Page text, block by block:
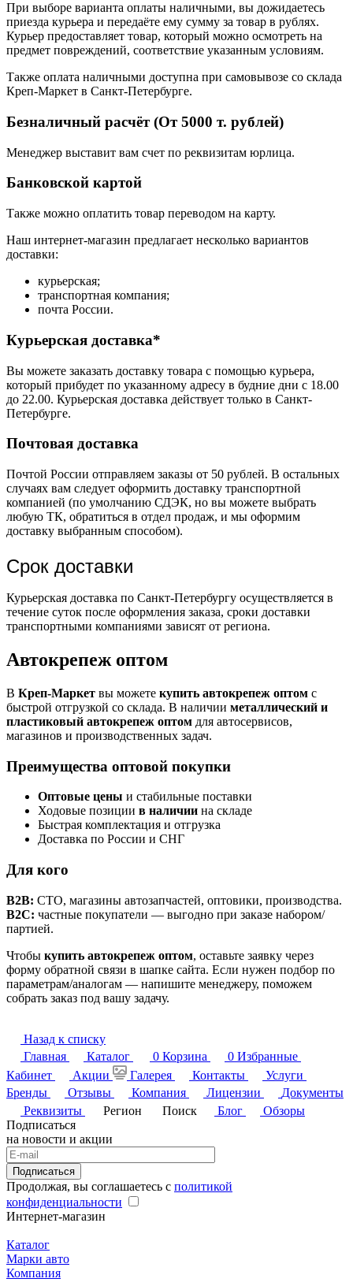
При выборе варианта оплаты наличными, вы дожидаетесь
приезда курьера и передаёте ему сумму за товар в рублях.
Курьер предоставляет товар, который можно осмотреть на
предмет повреждений, соответствие указанным условиям.
Также оплата наличными доступна при самовывозе со склада
Креп-Маркет в Санкт-Петербурге.
Безналичный расчёт (От 5000 т. рублей)
Менеджер выставит вам счет по реквизитам юрлица.
Банковской картой
Также можно оплатить товар переводом на карту.
Наш интернет-магазин предлагает несколько вариантов
доставки:
курьерская;
транспортная компания;
почта России.
Курьерская доставка*
Вы можете заказать доставку товара с помощью курьера,
который прибудет по указанному адресу в будние дни с 18.00
до 22.00. Курьерская доставка действует только в Санкт-
Петербурге.
Почтовая доставка
Почтой России отправляем заказы от 50 рублей. В остальных
случаях вам следует оформить доставку транспортной
компанией (по умолчанию СДЭК, но вы можете выбрать
любую ТК, обратиться в отдел продаж, и мы оформим
доставку выбранным способом).
Срок доставки
Курьерская доставка по Санкт-Петербургу осуществляется в
течение суток после оформления заказа, сроки доставки
транспортными компаниями зависят от региона.
Автокрепеж оптом
В Креп-Маркет вы можете купить автокрепеж оптом с
быстрой отгрузкой со склада. В наличии металлический и
пластиковый автокрепеж оптом для автосервисов,
магазинов и производственных задач.
Преимущества оптовой покупки
Оптовые цены и стабильные поставки
Ходовые позиции в наличии на складе
Быстрая комплектация и отгрузка
Доставка по России и СНГ
Для кого
B2B: СТО, магазины автозапчастей, оптовики, производства.
B2C: частные покупатели — выгодно при заказе набором/
партией.
Чтобы купить автокрепеж оптом, оставьте заявку через
форму обратной связи в шапке сайта. Если нужен подбор по
параметрам/аналогам — напишите менеджеру, поможем
собрать заказ под вашу задачу.
Назад к списку
Главная
Каталог 0 Корзина 0 Избранные
Кабинет
Акции Галерея Контакты
Услуги
Бренды
Отзывы Компания Лицензии
Документы
Реквизиты
Регион Поиск Блог
Обзоры
Подписаться
на новости и акции
Подписаться
Продолжая, вы соглашаетесь с политикой
конфиденциальности
Интернет-магазин
Каталог
Марки авто
Компания